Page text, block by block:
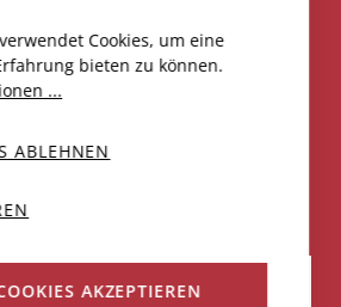
DOWNLOADEN
CHF 785.00
N
DEN WARENKORB
Cookies, um eine
bieten zu können.
...
ABLEHNEN
AKZEPTIEREN